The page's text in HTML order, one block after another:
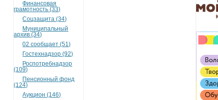
Финансовая
грамотность (33)
Соцзащита (34)
Муниципальный
архив (34)
02 сообщает (51)
Гостехнадзор (92)
Роспотребнадзор
(109)
Пенсионный фонд
(124)
Аукцион (146)